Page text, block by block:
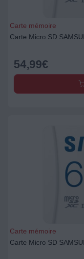
Carte mémoire
Carte Micro SD
54,99€
Carte mémoire
Carte Micro SD